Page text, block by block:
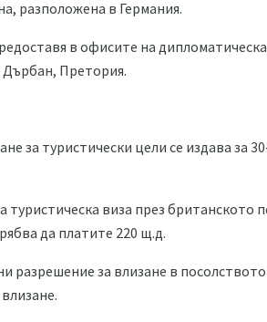
разположена в Германия.
в офисите на
Дърбан, Претория.
за туристически цели се издава
туристическа виза през британското
да платите 220 щ.д.
разрешение за влизане в